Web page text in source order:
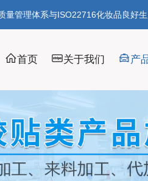
管理体系与ISO22716化妆品良好
首页 关于我们 产